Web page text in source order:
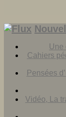
Une
Cahiers
Pensées
Vidéo, La